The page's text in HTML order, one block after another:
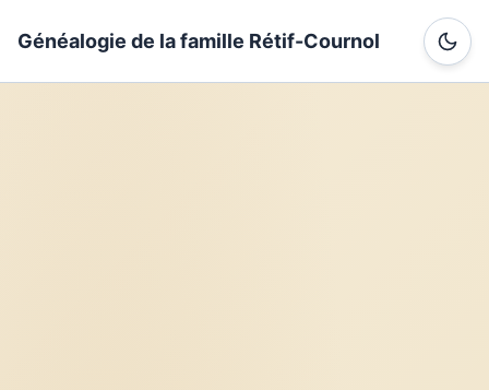
Généalogie de la famille Rétif-Cournol